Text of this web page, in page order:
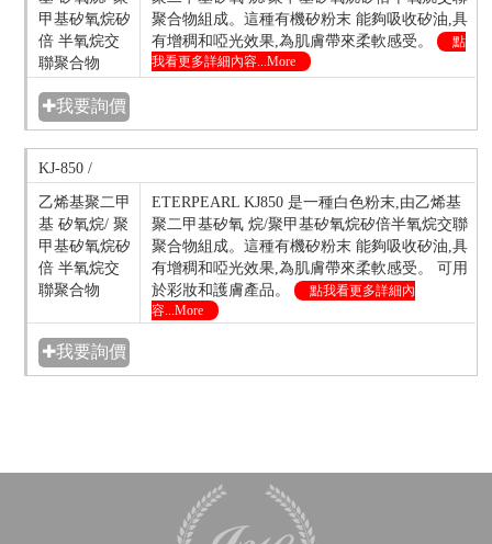
甲基矽氧烷矽
倍 半氧烷交
聯聚合物
聚合物組成。這種有機矽粉末 能夠吸收矽油,具
有增稠和啞光效果,為肌膚帶來柔軟感受。
點
我看更多詳細內容...More
✚我要詢價
KJ-850 /
乙烯基聚二甲
基 矽氧烷/ 聚
甲基矽氧烷矽
倍 半氧烷交
聯聚合物
ETERPEARL KJ850 是一種白色粉末,由乙烯基
聚二甲基矽氧 烷/聚甲基矽氧烷矽倍半氧烷交聯
聚合物組成。這種有機矽粉末 能夠吸收矽油,具
有增稠和啞光效果,為肌膚帶來柔軟感受。 可用
於彩妝和護膚產品。
點我看更多詳細內
容...More
✚我要詢價